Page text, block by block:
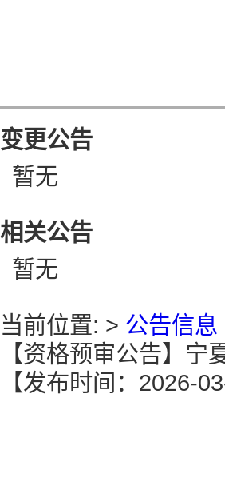
变更公告
暂无
相关公告
暂无
当前位置: > 公告信息
【资格预审公告】
【发布时间：2026-